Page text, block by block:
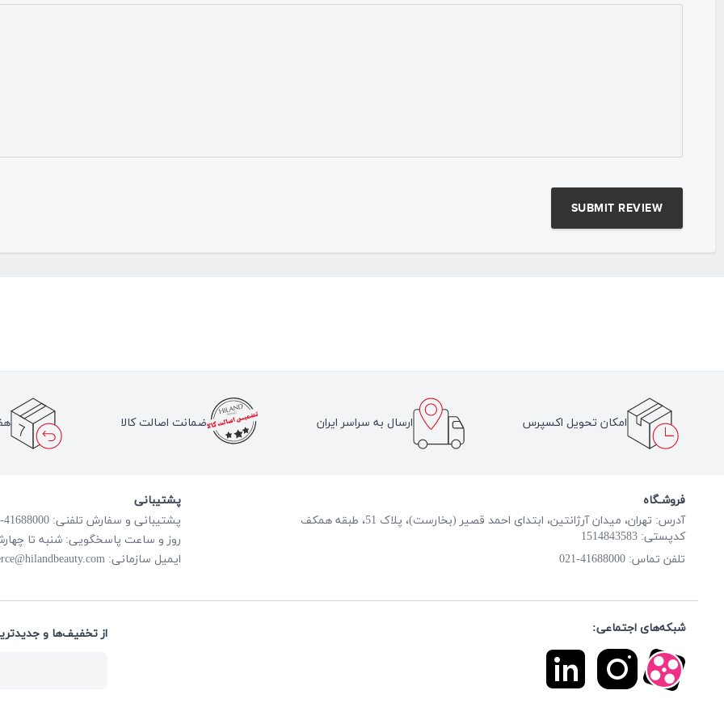
امکان تحویل اکسپرس ارسال به سراسر ایران ضمانت اصالت کالا
فروشـگاه
آدرس: تهران، میدان آرژانتین، ابتدای احمد قصیر (بخارست)، پلاک 51، طبقه همکف
کدپستی: 1514843583
تلفن تماس: 41688000-021
پشتیبانی
پشتیبانی و سفارش تلفنی: 41688000-021
روز و ساعت پاسخگویی: شنبه تا چهارشنبه از
ایمیل سازمانی:
شبکه‌های اجتماعی: از تخفیف‌ها و